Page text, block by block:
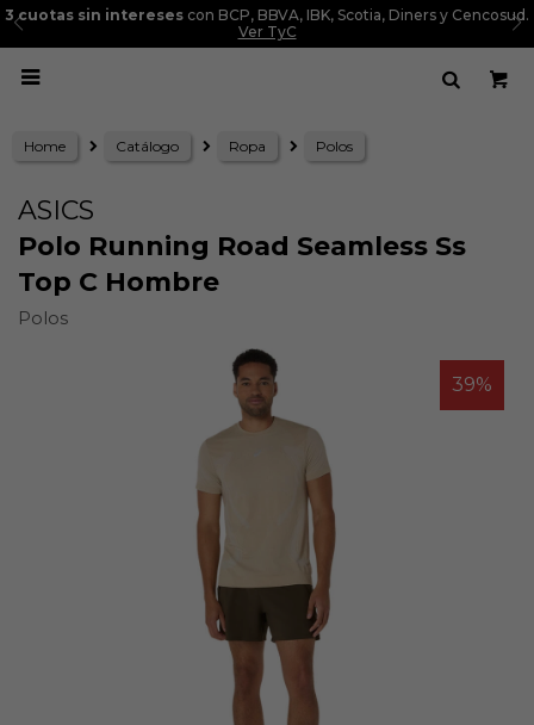
3 cuotas sin intereses con BCP, BBVA, IBK, Scotia, Diners y Cencosud.
Ver TyC

Home Catálogo Ropa Polos
ASICS
Polo Running Road Seamless Ss
Top C Hombre
Polos
39